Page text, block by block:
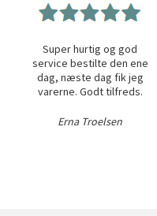
Super hurtig og god
service bestilte den ene
dag, næste dag fik jeg
varerne. Godt tilfreds.
Erna Troelsen